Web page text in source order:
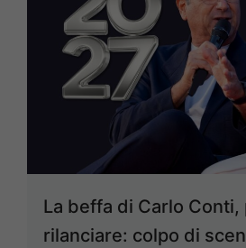
La beffa di Carlo Conti,
rilanciare: colpo di